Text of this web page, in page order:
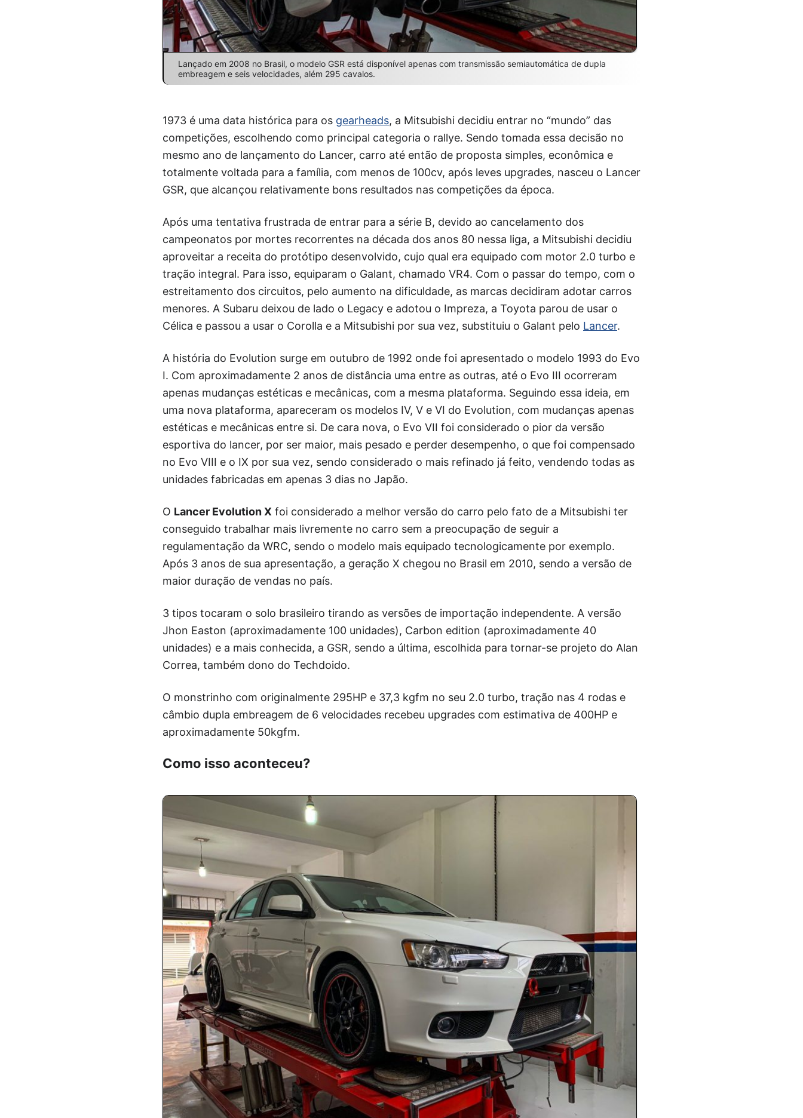
Lançado em 2008 no Brasil, o modelo GSR está disponível apenas com transmissão semiautomática de dupla
embreagem e seis velocidades, além 295 cavalos.
1973 é uma data histórica para os gearheads, a Mitsubishi decidiu entrar no “mundo” das
competições, escolhendo como principal categoria o rallye. Sendo tomada essa decisão no
mesmo ano de lançamento do Lancer, carro até então de proposta simples, econômica e
totalmente voltada para a família, com menos de 100cv, após leves upgrades, nasceu o Lancer
GSR, que alcançou relativamente bons resultados nas competições da época.
Após uma tentativa frustrada de entrar para a série B, devido ao cancelamento dos
campeonatos por mortes recorrentes na década dos anos 80 nessa liga, a Mitsubishi decidiu
aproveitar a receita do protótipo desenvolvido, cujo qual era equipado com motor 2.0 turbo e
tração integral. Para isso, equiparam o Galant, chamado VR4. Com o passar do tempo, com o
estreitamento dos circuitos, pelo aumento na dificuldade, as marcas decidiram adotar carros
menores. A Subaru deixou de lado o Legacy e adotou o Impreza, a Toyota parou de usar o
Célica e passou a usar o Corolla e a Mitsubishi por sua vez, substituiu o Galant pelo Lancer.
A história do Evolution surge em outubro de 1992 onde foi apresentado o modelo 1993 do Evo
I. Com aproximadamente 2 anos de distância uma entre as outras, até o Evo III ocorreram
apenas mudanças estéticas e mecânicas, com a mesma plataforma. Seguindo essa ideia, em
uma nova plataforma, apareceram os modelos IV, V e VI do Evolution, com mudanças apenas
estéticas e mecânicas entre si. De cara nova, o Evo VII foi considerado o pior da versão
esportiva do lancer, por ser maior, mais pesado e perder desempenho, o que foi compensado
no Evo VIII e o IX por sua vez, sendo considerado o mais refinado já feito, vendendo todas as
unidades fabricadas em apenas 3 dias no Japão.
O Lancer Evolution X foi considerado a melhor versão do carro pelo fato de a Mitsubishi ter
conseguido trabalhar mais livremente no carro sem a preocupação de seguir a
regulamentação da WRC, sendo o modelo mais equipado tecnologicamente por exemplo.
Após 3 anos de sua apresentação, a geração X chegou no Brasil em 2010, sendo a versão de
maior duração de vendas no país.
3 tipos tocaram o solo brasileiro tirando as versões de importação independente. A versão
Jhon Easton (aproximadamente 100 unidades), Carbon edition (aproximadamente 40
unidades) e a mais conhecida, a GSR, sendo a última, escolhida para tornar-se projeto do Alan
Correa, também dono do Techdoido.
O monstrinho com originalmente 295HP e 37,3 kgfm no seu 2.0 turbo, tração nas 4 rodas e
câmbio dupla embreagem de 6 velocidades recebeu upgrades com estimativa de 400HP e
aproximadamente 50kgfm.
Como isso aconteceu?